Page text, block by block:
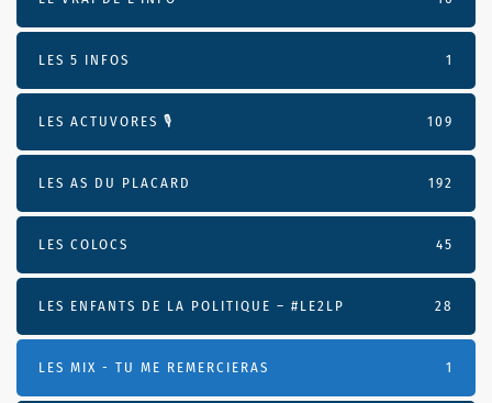
LES 5 INFOS 1
LES ACTUVORES 🎙 109
LES AS DU PLACARD 192
LES COLOCS 45
LES ENFANTS DE LA POLITIQUE – #LE2LP 28
LES MIX - TU ME REMERCIERAS 1